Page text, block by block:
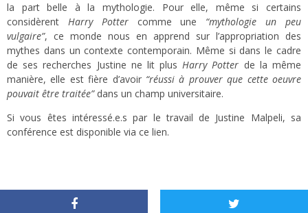
la part belle à la mythologie. Pour elle, même si certains
considèrent Harry Potter comme une “mythologie un peu
vulgaire”, ce monde nous en apprend sur l’appropriation des
mythes dans un contexte contemporain. Même si dans le cadre
de ses recherches Justine ne lit plusHarry Potter de la même
manière, elle est fière d’avoir “réussi à prouver que cette oeuvre
pouvait être traitée”dans un champ universitaire.
Si vous êtes intéressé.e.s par le travail de Justine Malpeli, sa
conférence est disponible via ce lien.